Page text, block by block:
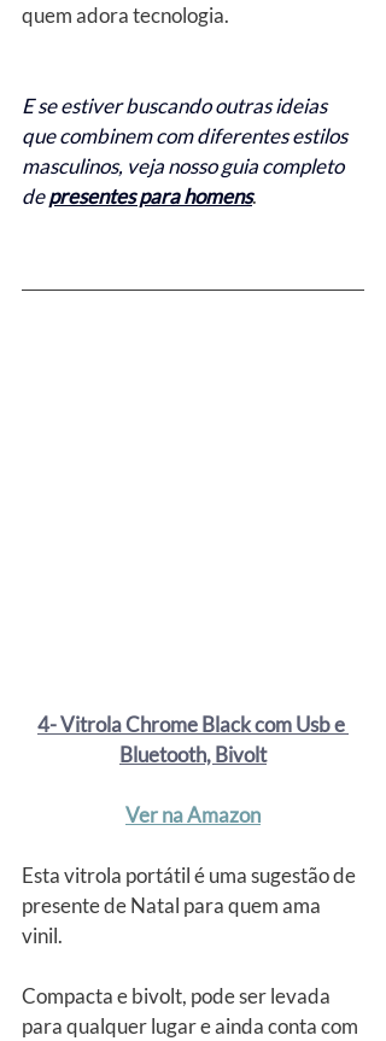
quem adora tecnologia.
E se estiver buscando outras ideias
que combinem com diferentes estilos
masculinos, veja nosso guia completo
de presentes para homens.
4- Vitrola Chrome Black com Usb e
Bluetooth, Bivolt
Ver na Amazon
Esta vitrola portátil é uma sugestão de
presente de Natal para quem ama
vinil.
Compacta e bivolt, pode ser levada
para qualquer lugar e ainda conta com